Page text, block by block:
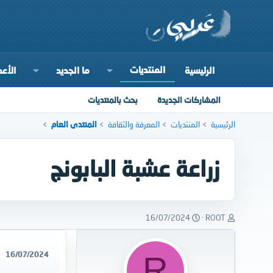
الرئيسية المنتديات ما الجديد
المشاركات الجديدة بحث بالمنتديات
الرئيسية المنتديات المعرفة والثقافة المنتدى العام
زراعة عشبة البابونج
ب
ا
ROOT
ت
ا
16/07/2024
16/07/2024